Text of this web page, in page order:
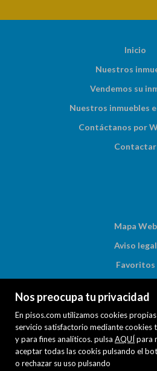
Nos preocupa tu privacidad
En pisos.com utilizamos cookies
servicio satisfactorio mediante cookies
y para fines analíticos. pulsa AQUÍ para
aceptar todas las cookis pulsando el
o rechazar su uso pulsando
Inicio
Nuestros
Vendemos su
Nuestros inmuebles
Contáctanos por
Contactar
Mapa Web
Aviso legal
Favoritos
Noticias
Política de